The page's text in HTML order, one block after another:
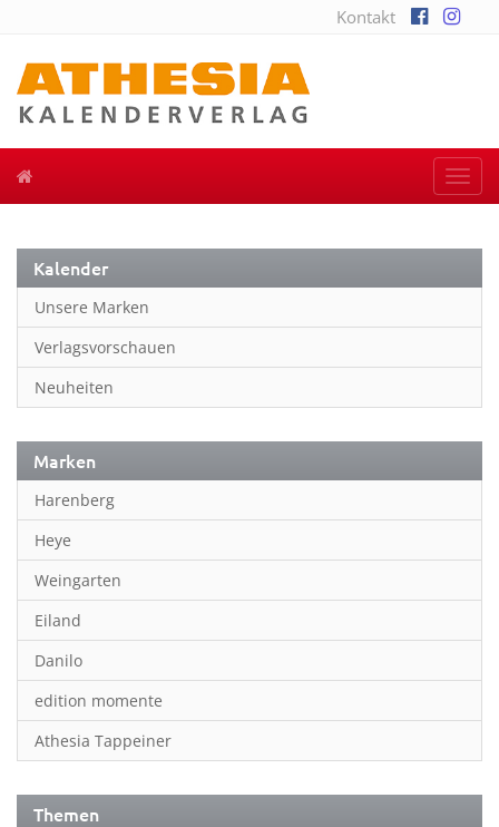
Kontakt
Kalender
Unsere Marken
Verlagsvorschauen
Neuheiten
Marken
Harenberg
Heye
Weingarten
Eiland
Danilo
edition momente
Athesia Tappeiner
Themen